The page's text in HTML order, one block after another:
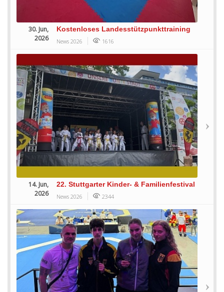
30. Jun,
2026
Kostenloses Landesstützpunkttraining
News 2026 1616
14. Jun,
2026
22. Stuttgarter Kinder- & Familienfestival
News 2026 2344